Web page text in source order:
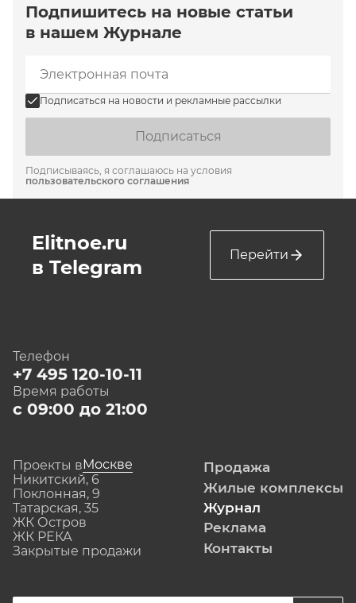
Подпишитесь на новые статьи
в нашем Журнале
Подписаться на новости и рекламные рассылки
Подписаться
Подписываясь, я соглашаюсь на условия
пользовательского соглашения
Elitnoe.ru
в Telegram
Перейти
Телефон
+7 495 120-10-11
Время работы
с 09:00 до 21:00
Проекты вМоскве
Никитский, 6
Поклонная, 9
Татарская, 35
ЖК Остров
ЖК РЕКА
Закрытые продажи
Продажа
Жилые комплексы
Журнал
Реклама
Контакты